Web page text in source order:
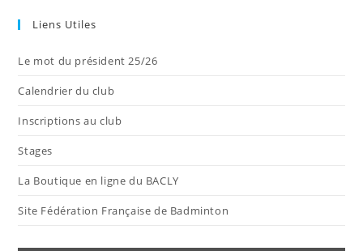
Liens Utiles
Le mot du président 25/26
Calendrier du club
Inscriptions au club
Stages
La Boutique en ligne du BACLY
Site Fédération Française de Badminton